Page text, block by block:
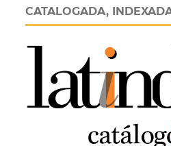
CATALOGADA,